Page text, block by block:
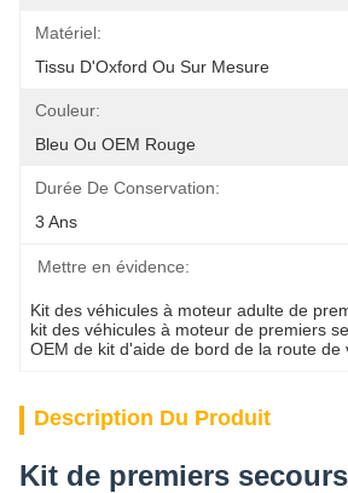
Matériel:
Tissu D'Oxford Ou Sur Mesure
Couleur:
Bleu Ou OEM Rouge
Durée De Conservation:
3 Ans
Mettre en évidence:
Kit des véhicules à moteur adulte de
kit des véhicules à moteur de premiers
OEM de kit d'aide de bord de la route de
Description Du Produit
Kit de premiers